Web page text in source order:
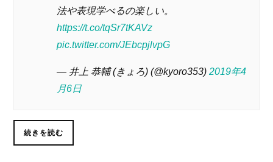
法や表現学べるの楽しい。
https://t.co/tqSr7tKAVz
pic.twitter.com/JEbcpjlvpG
— 井上 恭輔 (きょろ) (@kyoro353)2019年4
月6日
続きを読む